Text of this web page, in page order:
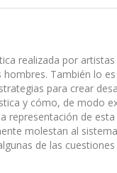
realizada por
También lo
para crear
y cómo, de modo
representación de
molestan al
de las